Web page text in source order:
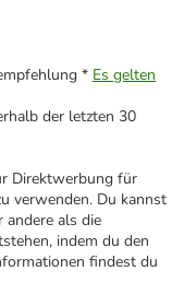
* Es gelten
der letzten 30
Direktwerbung für
verwenden. Du kannst
andere als die
indem du den
findest du